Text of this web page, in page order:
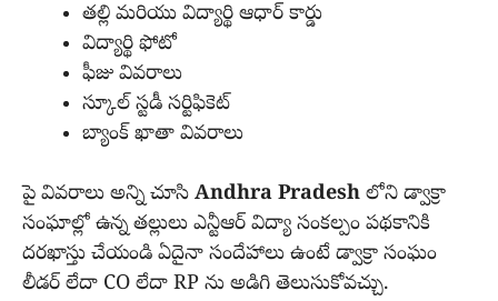
తల్లి మరియు విద్యార్థి ఆధార్ కార్డు
విద్యార్థి ఫోటో
ఫీజు వివరాలు
స్కూల్ స్టడీ సర్టిఫికెట్
బ్యాంక్ ఖాతా వివరాలు
పై వివరాలు అన్ని చూసి Andhra Pradesh లోని డ్వాక్రా
సంఘాల్లో ఉన్న తల్లులు ఎన్టీఆర్ విద్యా సంకల్పం పథకానికి
దరఖాస్తు చేయండి ఏదైనా సందేహాలు ఉంటే డ్వాక్రా సంఘం
లీడర్ లేదా CO లేదా RP ను అడిగి తెలుసుకోవచ్చు.